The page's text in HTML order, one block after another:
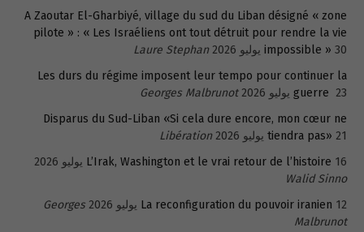
A Zaoutar El-Gharbiyé, village du sud du Liban désigné « zone
pilote » : « Les Israéliens ont tout détruit pour rendre la vie
impossible » 30 يوليو 2026
Laure Stephan
Les durs du régime imposent leur tempo pour continuer la
guerre 23 يوليو 2026
Georges Malbrunot
Disparus du Sud-Liban «Si cela dure encore, mon cœur ne
tiendra pas» 21 يوليو 2026
Libération
L’Irak, Washington et le vrai retour de l’histoire 16 يوليو 2026
Walid Sinno
La reconfiguration du pouvoir iranien 12 يوليو 2026
Georges
Malbrunot